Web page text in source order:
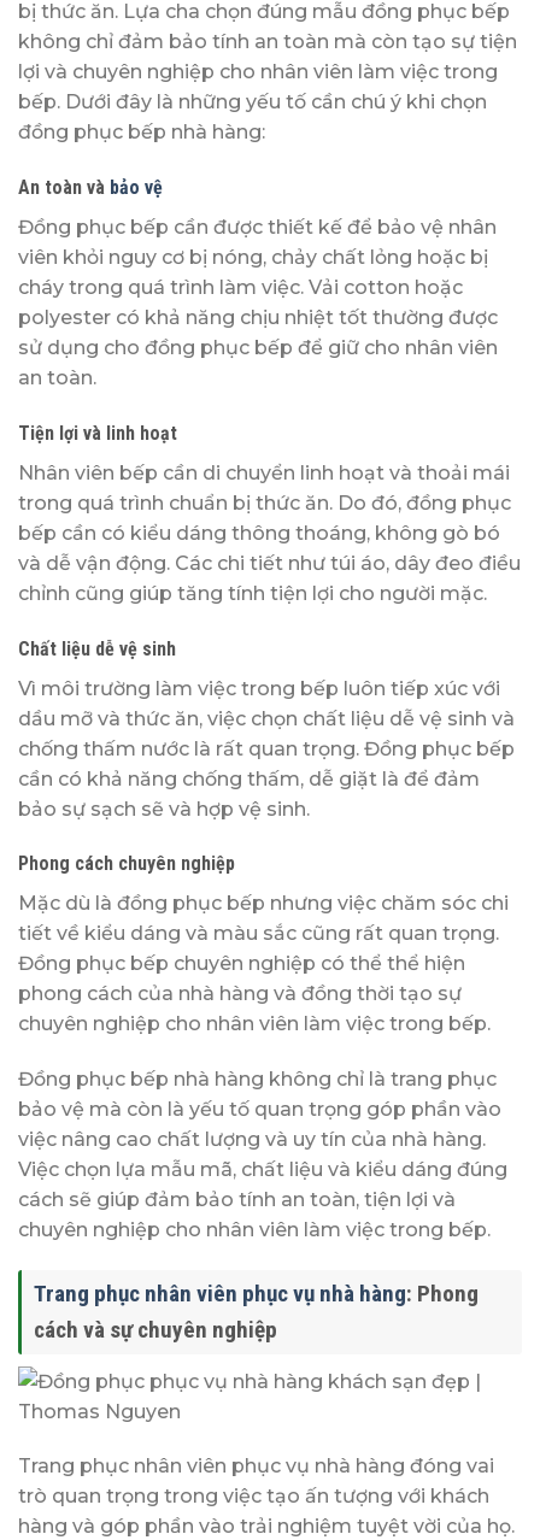
bị thức ăn. Lựa cha chọn đúng mẫu đồng phục bếp
không chỉ đảm bảo tính an toàn mà còn tạo sự tiện
lợi và chuyên nghiệp cho nhân viên làm việc trong
bếp. Dưới đây là những yếu tố cần chú ý khi chọn
đồng phục bếp nhà hàng:
An toàn và bảo vệ
Đồng phục bếp cần được thiết kế để bảo vệ nhân
viên khỏi nguy cơ bị nóng, chảy chất lỏng hoặc bị
cháy trong quá trình làm việc. Vải cotton hoặc
polyester có khả năng chịu nhiệt tốt thường được
sử dụng cho đồng phục bếp để giữ cho nhân viên
an toàn.
Tiện lợi và linh hoạt
Nhân viên bếp cần di chuyển linh hoạt và thoải mái
trong quá trình chuẩn bị thức ăn. Do đó, đồng phục
bếp cần có kiểu dáng thông thoáng, không gò bó
và dễ vận động. Các chi tiết như túi áo, dây đeo điều
chỉnh cũng giúp tăng tính tiện lợi cho người mặc.
Chất liệu dễ vệ sinh
Vì môi trường làm việc trong bếp luôn tiếp xúc với
dầu mỡ và thức ăn, việc chọn chất liệu dễ vệ sinh và
chống thấm nước là rất quan trọng. Đồng phục bếp
cần có khả năng chống thấm, dễ giặt là để đảm
bảo sự sạch sẽ và hợp vệ sinh.
Phong cách chuyên nghiệp
Mặc dù là đồng phục bếp nhưng việc chăm sóc chi
tiết về kiểu dáng và màu sắc cũng rất quan trọng.
Đồng phục bếp chuyên nghiệp có thể thể hiện
phong cách của nhà hàng và đồng thời tạo sự
chuyên nghiệp cho nhân viên làm việc trong bếp.
Đồng phục bếp nhà hàng không chỉ là trang phục
bảo vệ mà còn là yếu tố quan trọng góp phần vào
việc nâng cao chất lượng và uy tín của nhà hàng.
Việc chọn lựa mẫu mã, chất liệu và kiểu dáng đúng
cách sẽ giúp đảm bảo tính an toàn, tiện lợi và
chuyên nghiệp cho nhân viên làm việc trong bếp.
Trang phục nhân viên phục vụ nhà hàng: Phong
cách và sự chuyên nghiệp
Trang phục nhân viên phục vụ nhà hàng đóng vai
trò quan trọng trong việc tạo ấn tượng với khách
hàng và góp phần vào trải nghiệm tuyệt vời của họ.